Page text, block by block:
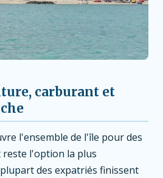
carburant et
l'ensemble de l'île pour des
l'option la plus
des expatriés finissent